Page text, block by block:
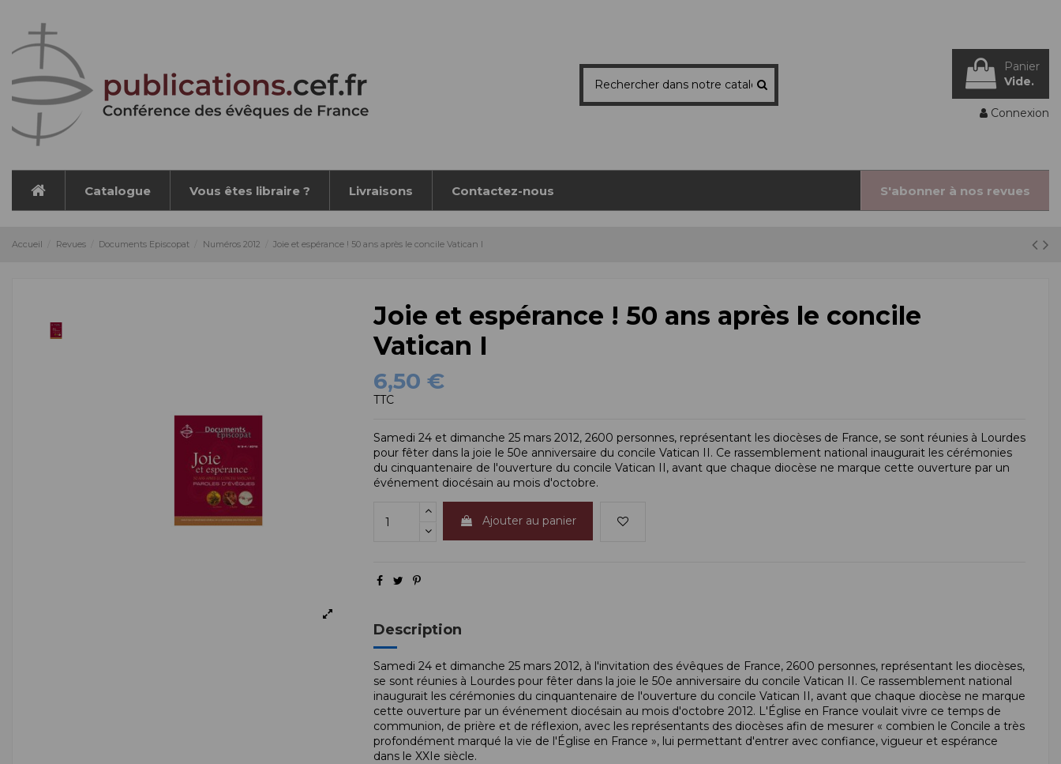
Panier
Vide.
Connexion
Catalogue Vous êtes libraire ? Livraisons Contactez-nous S'abonner à nos revues
Accueil Revues Documents Episcopat Numéros 2012 Joie et espérance ! 50 ans après le concile Vatican I
Joie et espérance ! 50 ans après le concile
Vatican I
6,50 €
TTC
Samedi 24 et dimanche 25 mars 2012, 2600 personnes, représentant les diocèses de France, se sont réunies à Lourdes
pour fêter dans la joie le 50e anniversaire du concile Vatican II. Ce rassemblement national inaugurait les cérémonies
du cinquantenaire de l'ouverture du concile Vatican II, avant que chaque diocèse ne marque cette ouverture par un
événement diocésain au mois d'octobre.
Ajouter au panier
Description
Samedi 24 et dimanche 25 mars 2012, à l'invitation des évêques de France, 2600 personnes, représentant les diocèses,
se sont réunies à Lourdes pour fêter dans la joie le 50e anniversaire du concile Vatican II. Ce rassemblement national
inaugurait les cérémonies du cinquantenaire de l'ouverture du concile Vatican II, avant que chaque diocèse ne marque
cette ouverture par un événement diocésain au mois d'octobre 2012. L'Église en France voulait vivre ce temps de
communion, de prière et de réflexion, avec les représentants des diocèsesafin de mesurer « combien le Concile a très
profondément marqué la vie de l'Église en France », lui permettant d'entrer avec confiance, vigueur et espérance
dans le XXIe siècle.